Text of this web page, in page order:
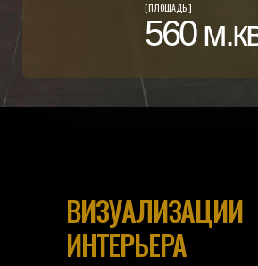
[ПЛОЩАДЬ ]
560
ВИЗУАЛИЗАЦИИ
ИНТЕРЬЕРА